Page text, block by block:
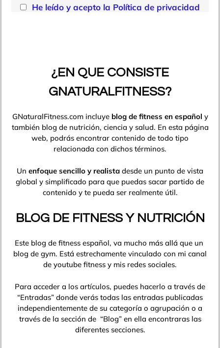
He leído y acepto la Política de privacidad
¿EN QUE CONSISTE
GNATURALFITNESS?
GNaturalFitness.com incluye blog de fitness en español y
también blog de nutrición, ciencia y salud. En esta página
web, podrás encontrar contenido de todo tipo
relacionada con dichos términos.
Un enfoque sencillo y realista desde un punto de vista
global y simplificado para que puedas sacar partido de
contenido y te pueda ser realmente útil.
BLOG DE FITNESS Y NUTRICIÓN
Este blog de fitness español, va mucho más allá que un
blog de gym. Está estrechamente vinculado con mi canal
de youtube fitness y mis redes sociales.
Para acceder a los artículos, puedes hacerlo a través de
“Entradas” donde verás todas las entradas publicadas
independientemente de su categoría o agrupación o a
través de la sección de “Blog” en ella encontraras las
diferentes secciones.